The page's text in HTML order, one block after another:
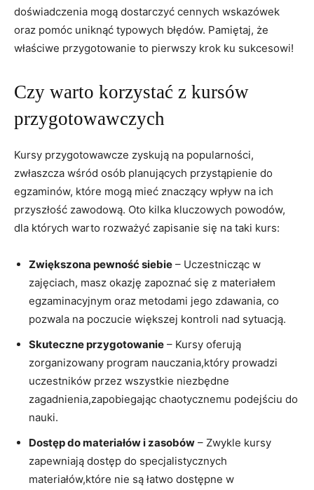
doświadczenia mogą dostarczyć cennych wskazówek
oraz pomóc uniknąć typowych błędów. Pamiętaj, że
właściwe przygotowanie to pierwszy krok ku sukcesowi!
Czy warto korzystać z kursów
przygotowawczych
Kursy przygotowawcze zyskują na popularności,
zwłaszcza wśród osób planujących przystąpienie do
egzaminów, które mogą mieć znaczący wpływ na ich
przyszłość zawodową. Oto kilka kluczowych powodów,
dla których warto rozważyć zapisanie się na taki kurs:
Zwiększona pewność siebie – Uczestnicząc w
zajęciach, masz okazję zapoznać się z materiałem
egzaminacyjnym oraz metodami jego zdawania, co
pozwala na poczucie większej kontroli nad sytuacją.
Skuteczne przygotowanie – Kursy oferują
zorganizowany program nauczania,który prowadzi
uczestników przez wszystkie niezbędne
zagadnienia,zapobiegając chaotycznemu podejściu do
nauki.
Dostęp do materiałów i zasobów – Zwykle kursy
zapewniają dostęp do specjalistycznych
materiałów,które nie są łatwo dostępne w